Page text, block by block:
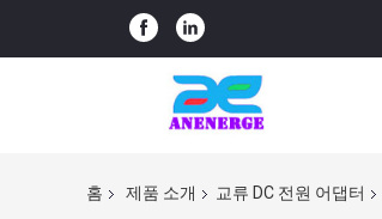
홈 제품 소개 교류 DC 전원 어댑터